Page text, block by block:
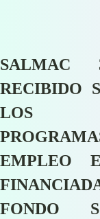
SALMAC
RECIBIDO
LOS
EMPLEO
FONDO